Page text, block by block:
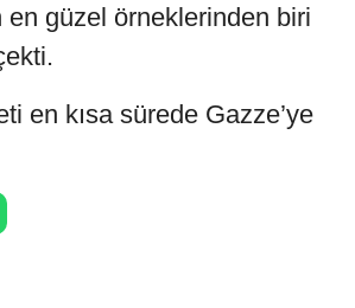
en güzel örneklerinden biri
en kısa sürede Gazze’ye